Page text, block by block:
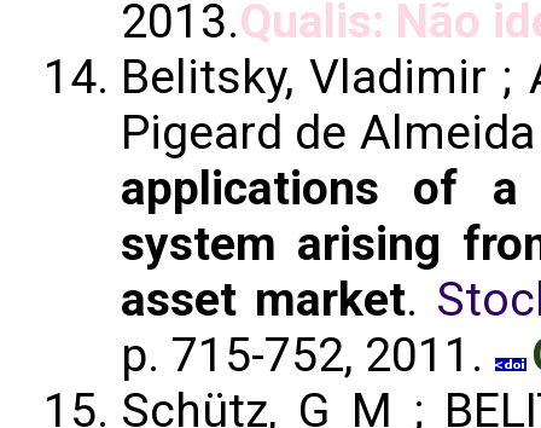
2013.Qualis: Não
Belitsky, Vladimir ;
Pigeard de
applications of a
system arising
asset market.
p. 715-752, 2011.
Schütz, G M ;